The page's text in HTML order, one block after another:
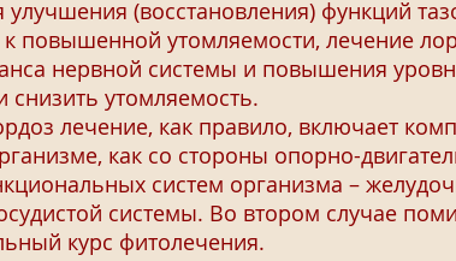
(восстановления) функций
повышенной утомляемости, лечение
нервной системы и повышения
снизить утомляемость.
лечение, как правило, включает
как со стороны опорно-
систем организма –
системы. Во втором случае
курс фитолечения.